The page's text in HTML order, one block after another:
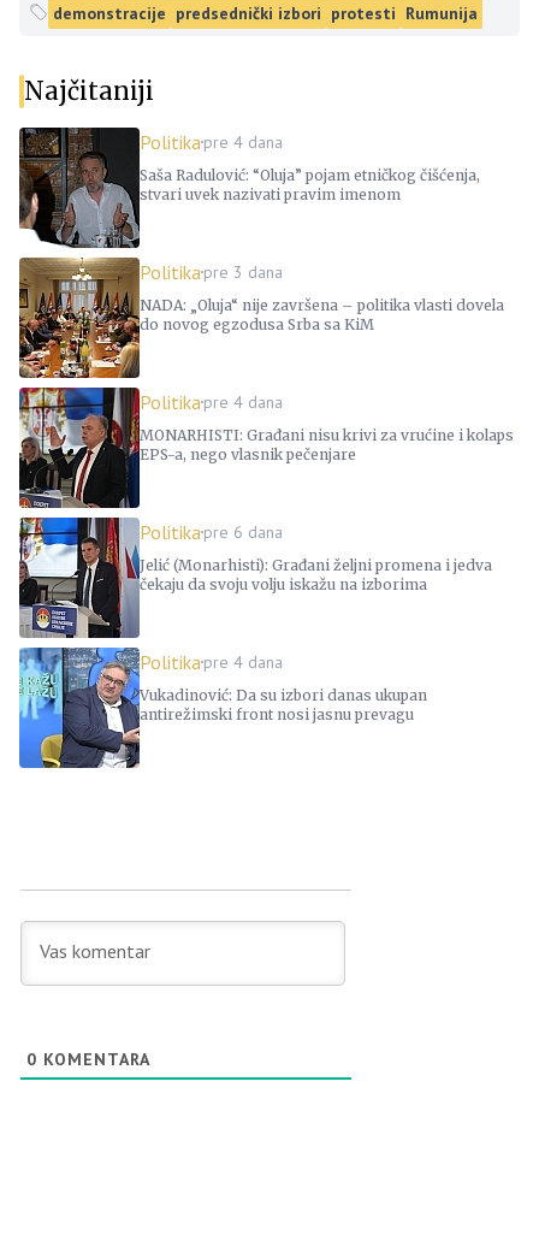
demonstracije predsednički izbori protesti Rumunija
Najčitaniji
Politika pre 4 dana
Saša Radulović: “Oluja” pojam etničkog čišćenja,
stvari uvek nazivati pravim imenom
Politika pre 3 dana
NADA: „Oluja“ nije završena – politika vlasti dovela
do novog egzodusa Srba sa KiM
Politika pre 4 dana
MONARHISTI: Građani nisu krivi za vrućine i kolaps
EPS-a, nego vlasnik pečenjare
Politika pre 6 dana
Jelić (Monarhisti): Građani željni promena i jedva
čekaju da svoju volju iskažu na izborima
Politika pre 4 dana
Vukadinović: Da su izbori danas ukupan
antirežimski front nosi jasnu prevagu
0 KOMENTARA